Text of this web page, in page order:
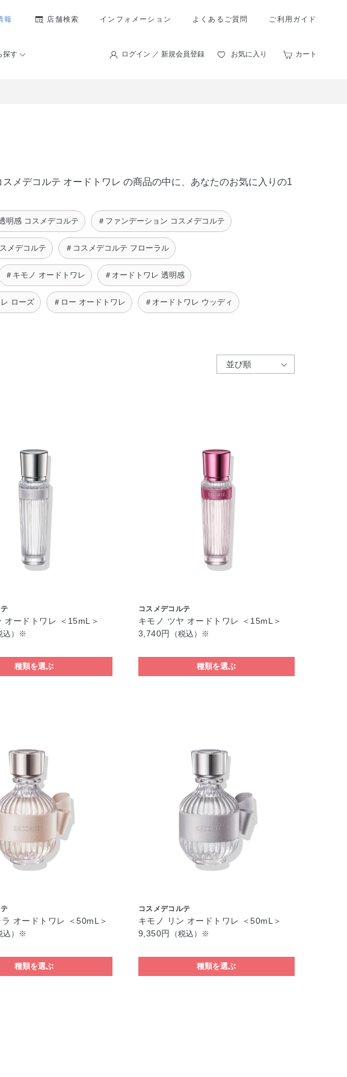
報 店舗検索 インフォメーション よくあるご質問 ご利用ガイド
探す ログイン ／ 新規会員登録 お気に入り カート
メデコルテ オードトワレ の商品の中に、あなたのお気に入りの1
明感 コスメデコルテ ＃ファンデーション コスメデコルテ
メデコルテ ＃コスメデコルテ フローラル
＃キモノ オードトワレ ＃オードトワレ 透明感
ローズ ＃ロー オードトワレ ＃オードトワレ ウッディ
オードトワレ ＜15mL＞
込）※
種類を選ぶ
コスメデコルテ
キモノ ツヤ オードトワレ ＜15mL＞
3,740円
（税込）※
種類を選ぶ
オードトワレ ＜50mL＞
込）※
種類を選ぶ
コスメデコルテ
キモノ リン オードトワレ ＜50mL＞
9,350円
（税込）※
種類を選ぶ